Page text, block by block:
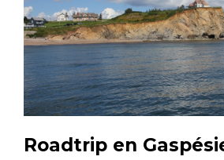
Roadtrip en